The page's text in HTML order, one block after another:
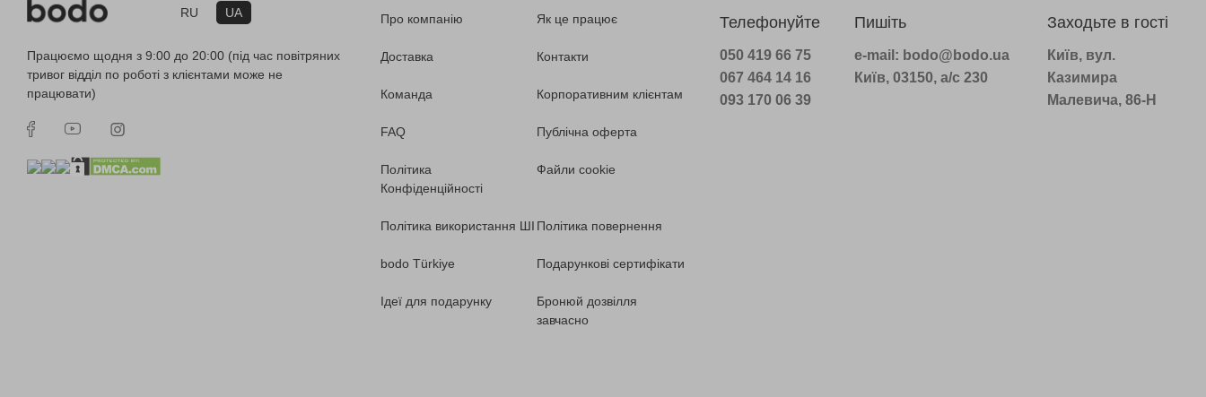
RU UA
Працюємо щодня з 9:00 до 20:00 (під час повітряних
тривог відділ по роботі з клієнтами може не
працювати)
Про компанію Як це працює
Доставка Контакти
Команда Корпоративним клієнтам
FAQ Публічна оферта
Політика
Конфіденційності
Файли cookie
Політика використання ШІ Політика повернення
bodo Türkiye Подарункові сертифікати
Ідеї для подарунку
Бронюй дозвілля
завчасно
Телефонуйте
050 419 66 75
067 464 14 16
093 170 06 39
Пишіть
e-mail: bodo@bodo.ua
Київ, 03150, а/с 230
Заходьте в гості
Київ, вул.
Казимира
Малевича, 86-Н